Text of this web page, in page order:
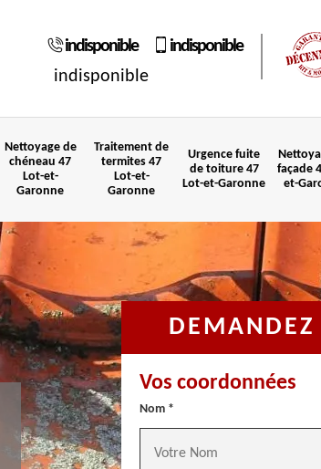
indisponible
indisponible
indisponible
Nettoyage de
chéneau 47
Lot-et-
Garonne
Traitement de
termites 47
Lot-et-
Garonne
Urgence fuite
de toiture 47
Lot-et-Garonne
façade
et-
Vos coordonnées
Nom *